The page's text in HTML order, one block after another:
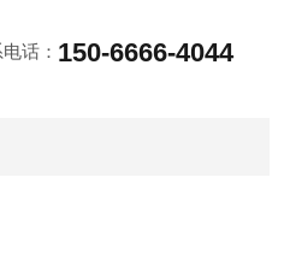
话： 150-6666-4044